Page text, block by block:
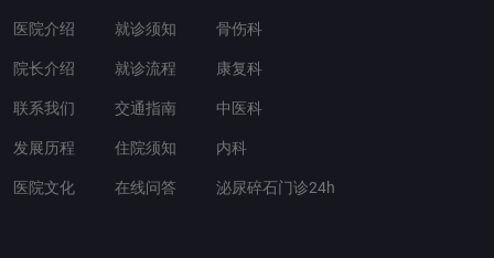
医院介绍
院长介绍
联系我们
发展历程
医院文化
就诊须知
就诊流程
交通指南
住院须知
在线问答
骨伤科
康复科
中医科
内科
泌尿碎石门诊24h